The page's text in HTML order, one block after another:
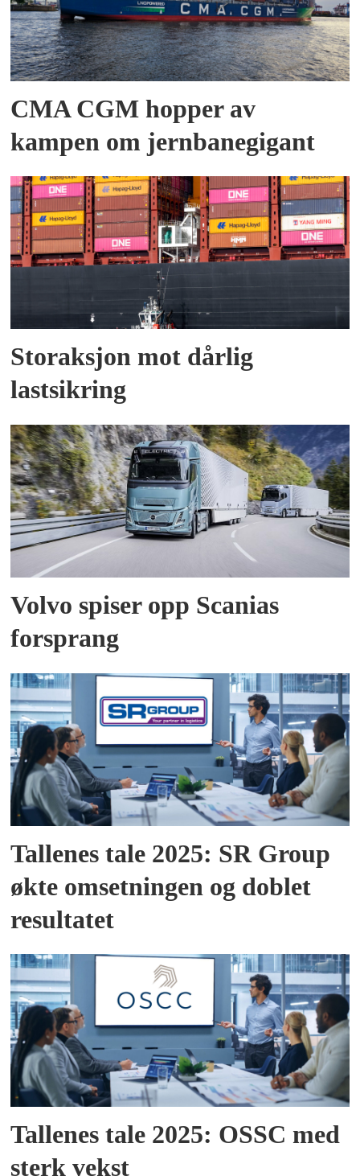
CMA CGM hopper av
kampen om jernbanegigant
Storaksjon mot dårlig
lastsikring
Volvo spiser opp Scanias
forsprang
Tallenes tale 2025: SR Group
økte omsetningen og doblet
resultatet
Tallenes tale 2025: OSSC med
sterk vekst